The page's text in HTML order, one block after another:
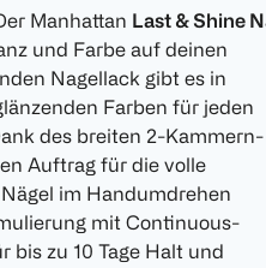
Manhattan Last & Shine
und Farbe auf deinen
Nagellack gibt es in
Farben für jeden
des breiten 2-Kammern-
Auftrag für die volle
im Handumdrehen
mit Continuous-
bis zu 10 Tage Halt und